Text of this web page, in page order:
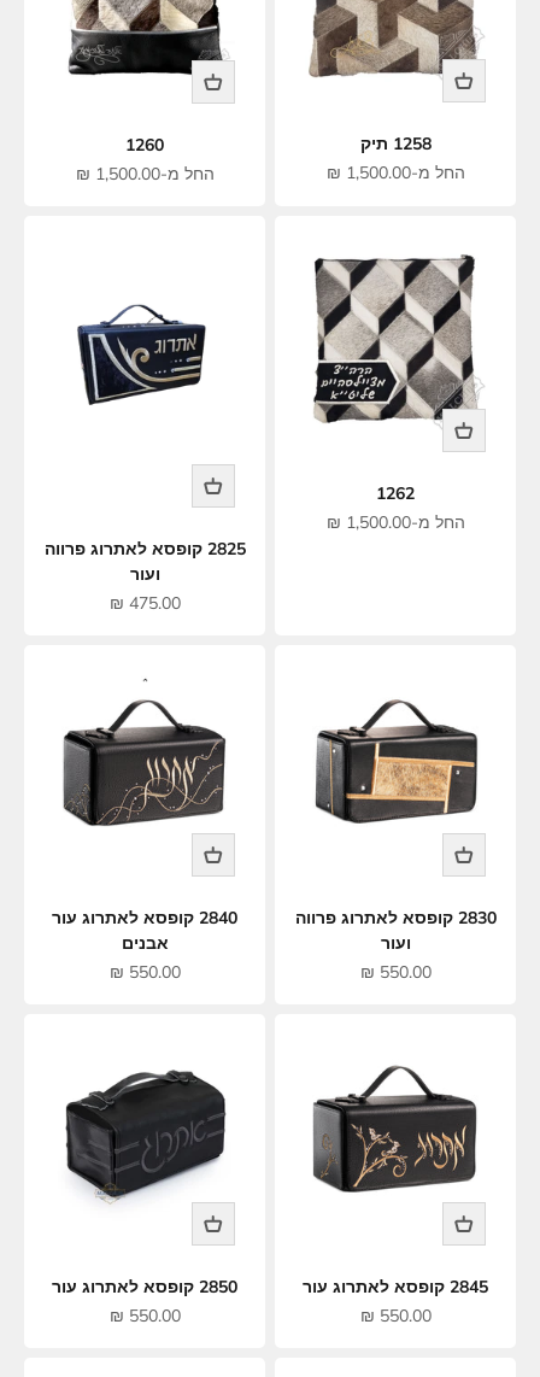
1258 תיק
מחיר מבצע
החל מ-1,500.00 ₪
1260
מחיר מבצע
החל מ-1,500.00 ₪
1262
מחיר מבצע
החל מ-1,500.00 ₪
2825 קופסא לאתרוג פרווה
ועור
מחיר מבצע
475.00 ₪
2830 קופסא לאתרוג פרווה
ועור
מחיר מבצע
550.00 ₪
2840 קופסא לאתרוג עור
אבנים
מחיר מבצע
550.00 ₪
2845 קופסא לאתרוג עור
מחיר מבצע
550.00 ₪
2850 קופסא לאתרוג עור
מחיר מבצע
550.00 ₪